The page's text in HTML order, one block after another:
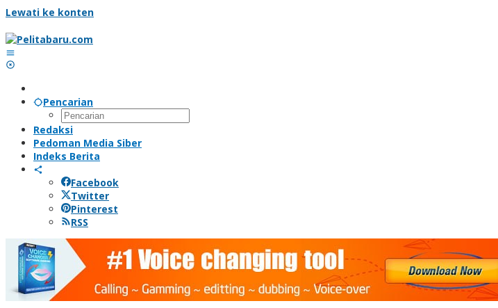
Lewati ke konten
Pencarian
Redaksi
Pedoman Media Siber
Indeks Berita
Facebook
Twitter
Pinterest
RSS